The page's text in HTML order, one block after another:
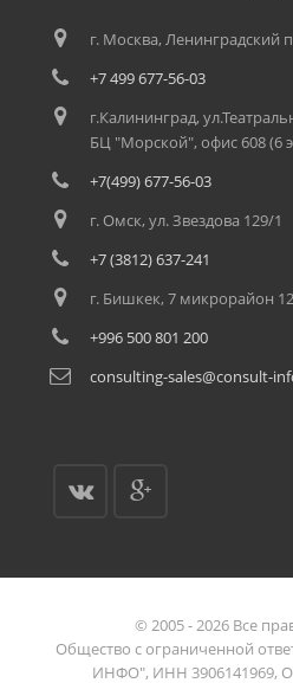
г. Москва, Ленинградский
+7 499 677-56-03
г.Калининград,
БЦ "Морской", офис 608 (6
+7(499) 677-56-03
г. Омск, ул. Звездова 129/1
+7 (3812) 637-241
г. Бишкек, 7 микрорайон
+996 500 801 200
consulting-sales@consult-
© 2005 - 2026 Все
Общество с ограниченной
ИНФО", ИНН 3906141969,